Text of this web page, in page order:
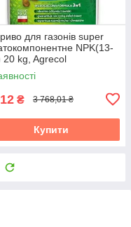
для газонів super
NPK(13-
20 kg, Agrecol
₴ 3 768,01 ₴
Купити